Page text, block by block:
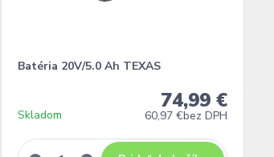
Batéria 20V/5.0 Ah TEXAS
74,99 €
60,97 €bez DPH
Skladom